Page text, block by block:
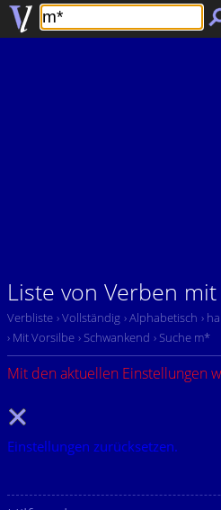
Liste von Verben
Verbliste › Vollständig › Alphabetisch ›
› Mit Vorsilbe › Schwankend › Suche m*
Mit den aktuellen Einstellungen
Einstellungen zurücksetzen.